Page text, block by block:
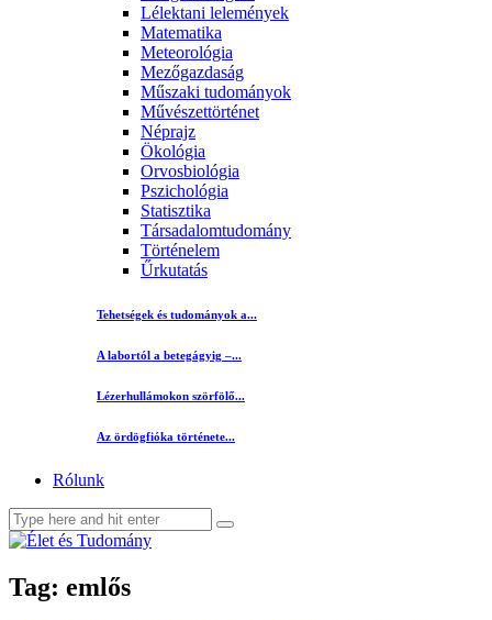
Lélektani lelemények
Matematika
Meteorológia
Mezőgazdaság
Műszaki tudományok
Művészettörténet
Néprajz
Ökológia
Orvosbiológia
Pszichológia
Statisztika
Társadalomtudomány
Történelem
Űrkutatás
Tehetségek és tudományok a...
A labortól a betegágyig –...
Lézerhullámokon szörfölő...
Az ördögfióka története...
Rólunk
Tag: emlős